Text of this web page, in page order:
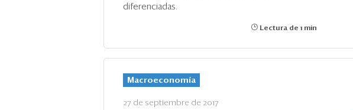
diferenciadas.
Lectura de 1 min
Macroeconomía
27 de septiembre de 2017